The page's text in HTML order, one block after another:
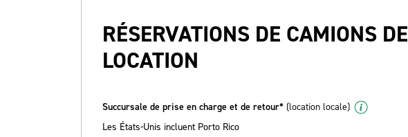
RÉSERVATIONS DE CAMIONS DE
LOCATION
Succursale de prise en charge et de retour* (location locale)
Les États-Unis incluent Porto Rico